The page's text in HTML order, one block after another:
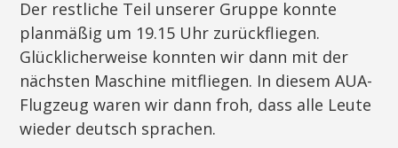
Der restliche Teil unserer Gruppe konnte
planmäßig um 19.15 Uhr zurückfliegen.
Glücklicherweise konnten wir dann mit der
nächsten Maschine mitfliegen. In diesem AUA-
Flugzeug waren wir dann froh, dass alle Leute
wieder deutsch sprachen.